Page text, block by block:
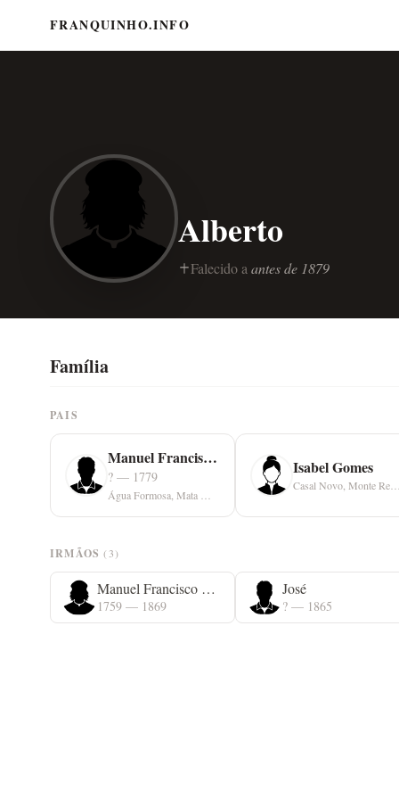
FRANQUINHO.INFO
Alberto
Falecido a antes de 1879
Família
PAIS
Manuel Francisco Quinta
? — 1779 Isabel Gomes
IRMÃOS(3)
Manuel Francisco Quinta
1759 — 1869
José
? — 1865